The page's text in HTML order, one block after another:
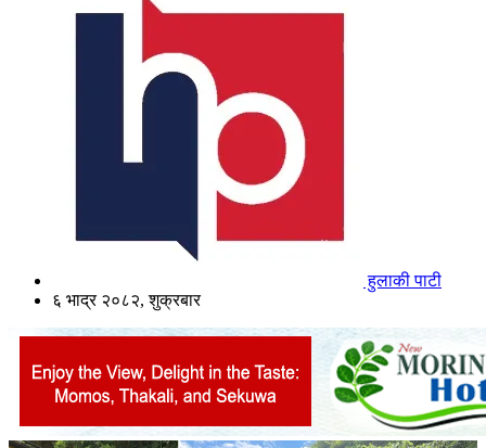
हुलाकी पाटी
६ भाद्र २०८२, शुक्रबार